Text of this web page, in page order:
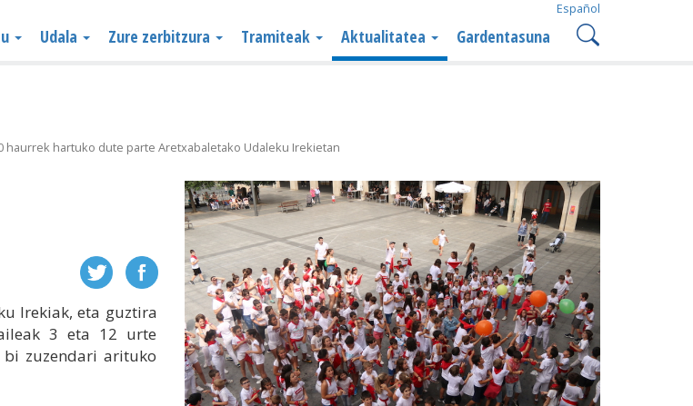
Español
Udala Zure zerbitzura Tramiteak Aktualitatea Gardentasuna
haurrek hartuko dute parte Aretxabaletako Udaleku Irekietan
Irekiak, eta guztira
3 eta 12 urte
zuzendari arituko